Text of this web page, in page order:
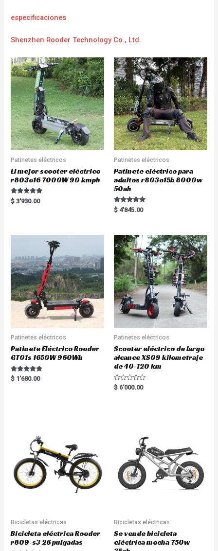
especificaciones
Shenzhen Rooder Technology Co., Ltd.
Patinetes eléctricos
El mejor scooter eléctrico
r803o16 7000W 90 kmph
Rated
5.00
$ 3'930.00
Patinetes eléctricos
Patinete eléctrico para
adultos r803o15b 8000w
50ah
Rated
5.00
$ 4'845.00
Patinetes eléctricos
Patinete Eléctrico Rooder
GT01s 1650W 960Wh
Rated
5.00
$ 1'680.00
Patinetes eléctricos
Scooter eléctrico de largo
alcance XS09 kilometraje
de 40-120 km
R
a
$ 6'000.00
Bicicletas eléctricas
Bicicleta eléctrica Rooder
r809-s3 26 pulgadas
Bicicletas eléctricas
Se vende bicicleta
eléctrica mocha 750w